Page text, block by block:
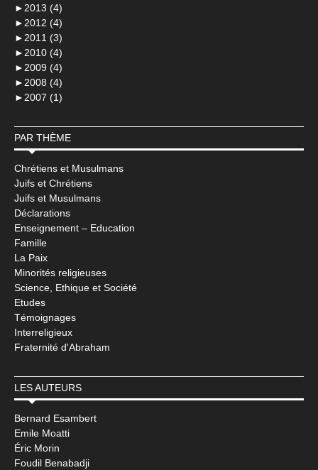
► 2013 (4)
► 2012 (4)
► 2011 (3)
► 2010 (4)
► 2009 (4)
► 2008 (4)
► 2007 (1)
PAR THÈME
Chrétiens et Musulmans
Juifs et Chrétiens
Juifs et Musulmans
Déclarations
Enseignement – Education
Famille
La Paix
Minorités religieuses
Science, Ethique et Société
Etudes
Témoignages
Interreligieux
Fraternité d'Abraham
LES AUTEURS
Bernard Esambert
Emile Moatti
Éric Morin
Foudil Benabadji